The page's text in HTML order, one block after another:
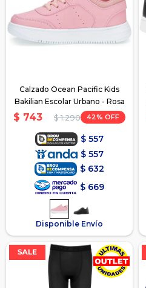
Calzado Ocean Pacific Kids
Bakilian Escolar Urbano - Rosa
$ 743 $ 1.290 42
$ 557
$ 557
$ 632
$ 669
Disponible Envío